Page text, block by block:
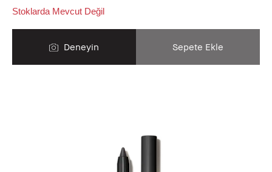
Stoklarda Mevcut Değil
Deneyin Sepete Ekle